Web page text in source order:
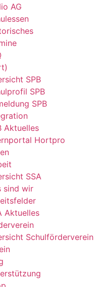
AG
SPB
SPB
SPB
Aktuelles
Hortpro
SSA
sind wir
Aktuelles
Schulförderverein